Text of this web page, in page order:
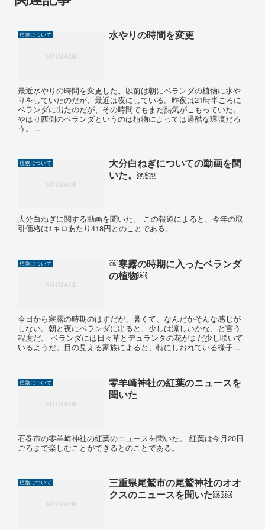
植物について 水やりの時間を変更
最近水やりの時間を変更した。以前は朝にベランダの植物に水や
りをしていたのだが、最近は夜にしている。昨夜は21時半ごろに
ベランダに出たのだが、その時間でもまだ熱気がこもっていた。
やはり西側のベランダというのは植物によっては過酷な環境だろ
う。...
植物について
大分白ねぎについての動画を聞
いた。￼￼
大分白ねぎに関する動画を聞いた。 この報道によると、今年の取
引価格は1キロあたり418円とのことである。
植物について
￼寒露の時期に入ったベランダ
の植物￼
今日から寒露の時期のはずだが、暑くて、なんだかそんな感じが
しない。朝と夜にベランダに出ると、少しは涼しいかな、と言う
程度だ。 ベランダには日々草とデュランタの花がまだ少し咲いて
いるようだ。目の見える家族によると、特にしおれている様子...
植物について
零羊崎神社の紅葉のニュースを
聞いた
石巻市の零羊崎神社の紅葉のニュースを聞いた。 紅葉は今月20日
ごろまで楽しむことができるとのことである。
植物について
三重県尾鷲市の尾鷲神社のオオ
クスのニュースを聞いた￼￼